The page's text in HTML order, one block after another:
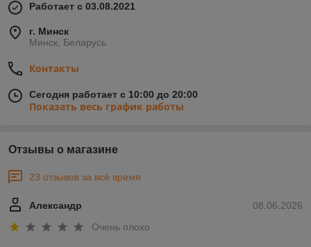
Работает с 03.08.2021
г. Минск
Минск, Беларусь
Контакты
Сегодня работает с 10:00 до 20:00
Показать весь график работы
Отзывы о магазине
23 отзывов за всё время
08.06.2026
Александр
Очень плохо